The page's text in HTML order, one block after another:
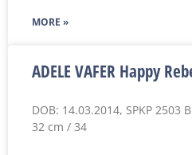
MORE »
ADELE VAFER Happy
DOB: 14.03.2014, SPKP 2503
32 cm / 34